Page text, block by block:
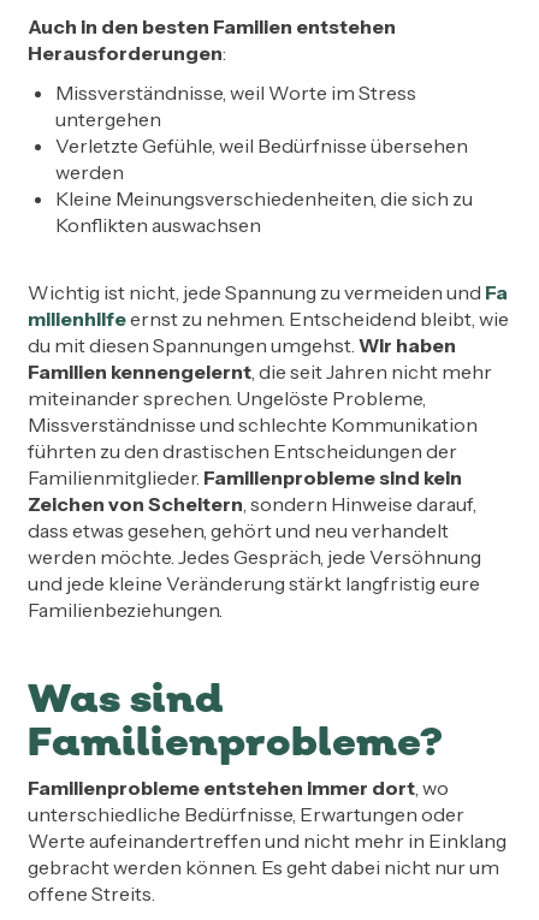
Auch in den besten Familien entstehen
Herausforderungen:
Missverständnisse, weil Worte im Stress
untergehen
Verletzte Gefühle, weil Bedürfnisse übersehen
werden
Kleine Meinungsverschiedenheiten, die sich zu
Konflikten auswachsen
Wichtig ist nicht, jede Spannung zu vermeiden und Fa
milienhilfeernst zu nehmen. Entscheidend bleibt, wie
du mit diesen Spannungen umgehst. Wir haben
Familien kennengelernt, die seit Jahren nicht mehr
miteinander sprechen. Ungelöste Probleme,
Missverständnisse und schlechte Kommunikation
führten zu den drastischen Entscheidungen der
Familienmitglieder. Familienprobleme sind kein
Zeichen von Scheitern , sondern Hinweise darauf,
dass etwas gesehen, gehört und neu verhandelt
werden möchte. Jedes Gespräch, jede Versöhnung
und jede kleine Veränderung stärkt langfristig eure
Familienbeziehungen.
Was sind
Familienprobleme?
Familienprobleme entstehen immer dort, wo
unterschiedliche Bedürfnisse, Erwartungen oder
Werte aufeinandertreffen und nicht mehr in Einklang
gebracht werden können. Es geht dabei nicht nur um
offene Streits.